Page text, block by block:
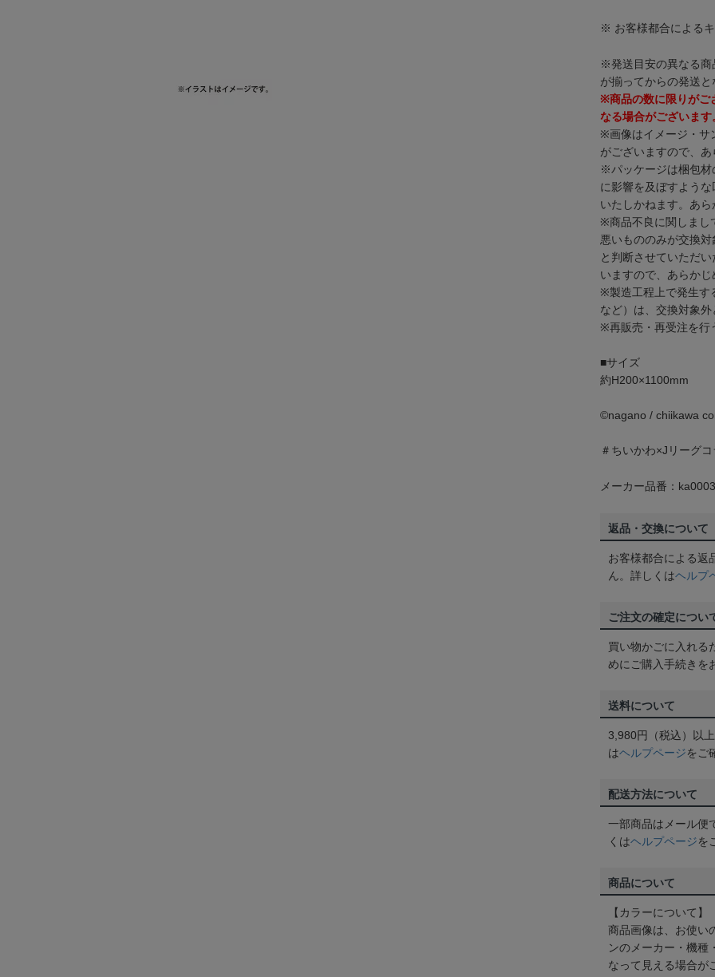
※ お客様都合による
※発送目安の異なる商
が揃ってからの発送
※商品の数に限りがご
なる場合がございます
※画像はイメージ・サ
がございますので、
※パッケージは梱包材
に影響を及ぼすよう
いたしかねます。あ
※商品不良に関しまし
悪いもののみが交換
と判断させていただ
いますので、あらか
※製造工程上で発生す
など）は、交換対象
※再販売・再受注を行
■サイズ
約H200×1100mm
©️nagano / chiikawa
＃ちいかわ×Jリーグ
メーカー品番：
返品・交換について
お客様都合による返
ん。詳しくはヘルプ
ご注文の確定につい
買い物かごに入れる
めにご購入手続きを
送料について
3,980円（税込）以
はヘルプページをご
配送方法について
一部商品はメール便
くはヘルプページを
商品について
【カラーについて】
商品画像は、お使い
ンのメーカー・機種
なって見える場合が